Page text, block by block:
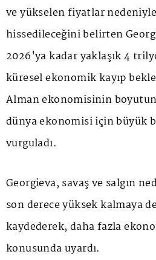
ve yükselen fiyatlar
hissedileceğini belirten
2026'ya kadar yaklaşık 4
küresel ekonomik kayıp
Alman ekonomisinin
dünya ekonomisi için büyük
vurguladı.
Georgieva, savaş ve salgın
son derece yüksek kalmaya
kaydederek, daha fazla
konusunda uyardı.